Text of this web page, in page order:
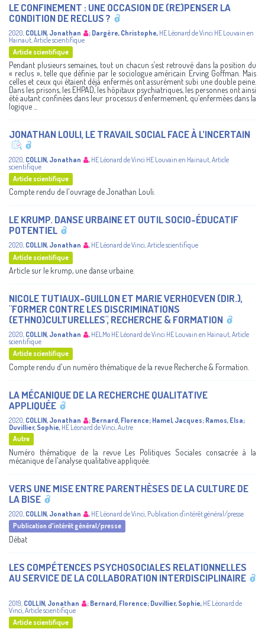
LE CONFINEMENT : UNE OCCASION DE (RE)PENSER LA
CONDITION DE RECLUS ?
2020 COLLIN, Jonathan ; Dargère, Christophe, HE Léonard de Vinci HE Louvain en
Hainaut Article scientifique
Article scientifique
Pendant plusieurs semaines, tout un chacun s’est retrouvé dans la position du
« reclus », telle que définie par le sociologue américain Erving Goffman. Mais
celles et ceux qui étaient déjà enfermés ont assurément subi une double peine.
Dans les prisons, les EHPAD, les hôpitaux psychiatriques, les personnes ont ainsi
été autant confinées dans leur processus d’enfermement, qu’enfermées dans la
logique ...
JONATHAN LOULI, LE TRAVAIL SOCIAL FACE À L’INCERTAIN
2020, COLLIN, Jonathan , HE Léonard de Vinci HE Louvain en Hainaut,Article
scientifique
Article scientifique
Compte rendu de l'ouvrage de Jonathan Louli.
LE KRUMP. DANSE URBAINE ET OUTIL SOCIO-ÉDUCATIF
POTENTIEL
2020, COLLIN, Jonathan , HE Léonard de Vinci,Article scientifique
Article scientifique
Article sur le krump, une danse urbaine.
NICOLE TUTIAUX-GUILLON ET MARIE VERHOEVEN (DIR.),
"FORMER CONTRE LES DISCRIMINATIONS
(ETHNO)CULTURELLES", RECHERCHE & FORMATION
2020, COLLIN, Jonathan , HELMo HE Léonard de Vinci HE Louvain en Hainaut,Article
scientifique
Article scientifique
Compte rendu d'un numéro thématique de la revue Recherche & Formation.
LA MÉCANIQUE DE LA RECHERCHE QUALITATIVE
APPLIQUÉE
2020 COLLIN, Jonathan ; Bernard, Florence; Hamel, Jacques; Ramos, Elsa;
Duvillier, Sophie, HE Léonard de Vinci Autre
Autre
Numéro thématique de la revue Les Politiques Sociales consacrée à la
mécanique de l'analyse qualitative appliquée.
VERS UNE MISE ENTRE PARENTHÈSES DE LA CULTURE DE
LA BISE
2020 COLLIN, Jonathan , HE Léonard de Vinci Publication d'intérêt général/presse
Publication d'intérêt général/presse
Débat
LES COMPÉTENCES PSYCHOSOCIALES RELATIONNELLES
AU SERVICE DE LA COLLABORATION INTERDISCIPLINAIRE
2019 COLLIN, Jonathan ; Bernard, Florence; Duvillier, Sophie, HE Léonard de
Vinci Article scientifique
Article scientifique